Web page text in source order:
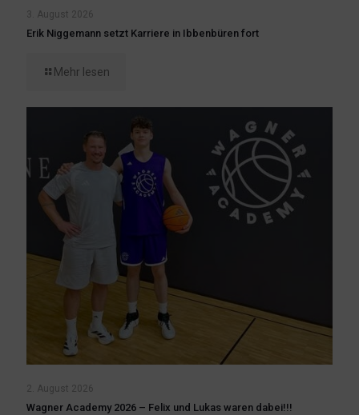
3. August 2026
Erik Niggemann setzt Karriere in Ibbenbüren fort
Mehr lesen
2. August 2026
Wagner Academy 2026 – Felix und Lukas waren dabei!!!